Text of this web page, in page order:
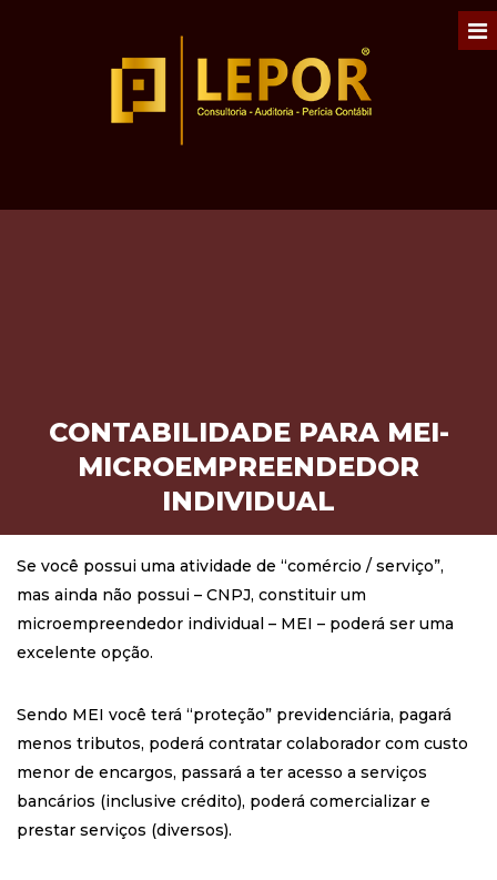
CONTABILIDADE PARA MEI-
MICROEMPREENDEDOR
INDIVIDUAL
Se você possui uma atividade de “comércio / serviço”,
mas ainda não possui – CNPJ, constituir um
microempreendedor individual – MEI – poderá ser uma
excelente opção.
Sendo MEI você terá “proteção” previdenciária, pagará
menos tributos, poderá contratar colaborador com custo
menor de encargos, passará a ter acesso a serviços
bancários (inclusive crédito), poderá comercializar e
prestar serviços (diversos).